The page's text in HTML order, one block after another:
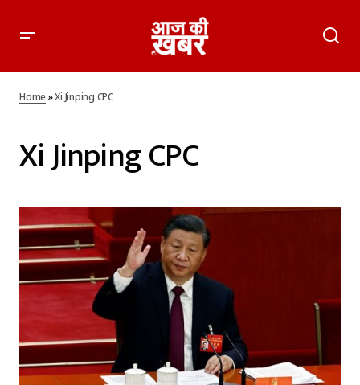
Home»Xi Jinping CPC
Xi Jinping CPC